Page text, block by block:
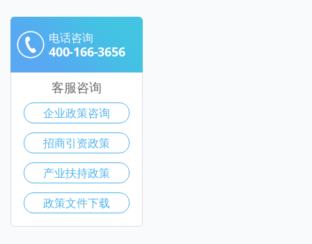
电话咨询
400-166-3656
客服咨询
企业政策咨询
招商引资政策
产业扶持政策
政策文件下载